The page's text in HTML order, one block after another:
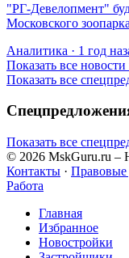
​"РГ-Девелопмент"
Московского зоопарка
Аналитика · 1 год
Показать все новости
Показать все
Показать все
© 2026 MskGuru.ru –
Контакты ·
Работа
Главная
Избранное
Новостр ойки